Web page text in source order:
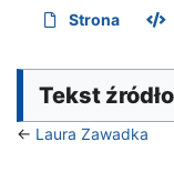
Strona
Tekst
← Laura Zawadka